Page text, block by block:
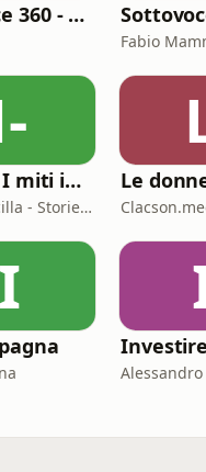
Performance 360 - Prestazione e Benessere
Fabio
MITicunto - I miti in prima persona
Alessandra Nocilla - Storielibere.fm